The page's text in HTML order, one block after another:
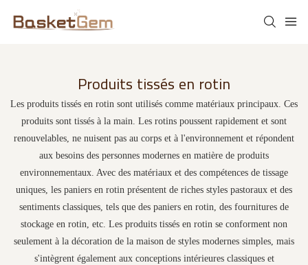
Produits tissés en rotin
Les produits tissés en rotin sont utilisés comme matériaux principaux. Ces
produits sont tissés à la main. Les rotins poussent rapidement et sont
renouvelables, ne nuisent pas au corps et à l'environnement et répondent
aux besoins des personnes modernes en matière de produits
environnementaux. Avec des matériaux et des compétences de tissage
uniques, les paniers en rotin présentent de riches styles pastoraux et des
sentiments classiques, tels que des paniers en rotin, des fournitures de
stockage en rotin, etc. Les produits tissés en rotin se conforment non
seulement à la décoration de la maison de styles modernes simples, mais
s'intègrent également aux conceptions intérieures classiques et